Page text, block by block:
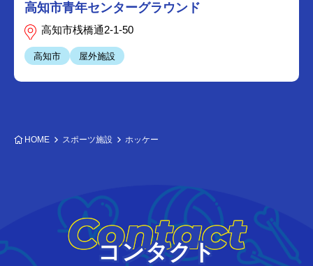
高知市青年センターグラウンド
高知市桟橋通2-1-50
高知市 屋外施設
HOME スポーツ施設 ホッケー
Contact
コンタクト